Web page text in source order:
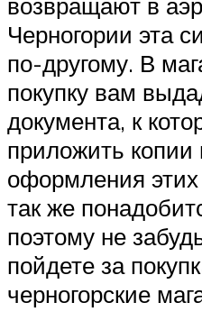
Черногории эта
по-другому. В
покупку вам
документа, к
приложить копии
оформления
так же
поэтому не
пойдете за
черногорские